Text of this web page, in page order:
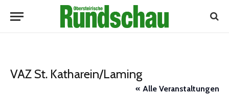
VAZ St. Katharein/Laming
« Alle Veranstaltungen